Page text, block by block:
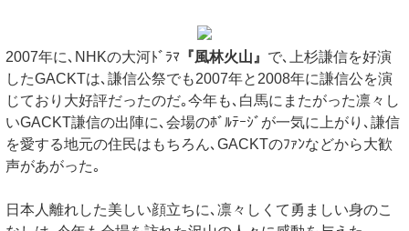
2007年に､NHKの大河ﾄﾞﾗﾏ 『風林火山』 で､上杉謙信を好演
したGACKTは､謙信公祭でも2007年と2008年に謙信公を演
じており大好評だったのだ｡今年も､白馬にまたがった凛々し
いGACKT謙信の出陣に､会場のﾎﾞﾙﾃｰｼﾞが一気に上がり､謙信
を愛する地元の住民はもちろん､GACKTのﾌｧﾝなどから大歓
声があがった｡
日本人離れした美しい顔立ちに､凛々しくて勇ましい身のこ